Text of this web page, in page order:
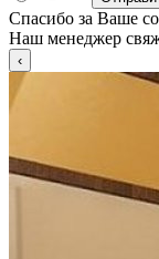
Спасибо за Ваше
Наш менеджер